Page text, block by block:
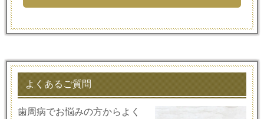
よくあるご質問
歯周病でお悩みの方からよく